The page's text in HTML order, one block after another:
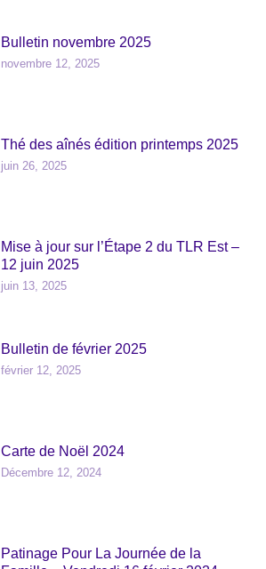
Bulletin novembre 2025
novembre 12, 2025
Thé des aînés édition printemps 2025
juin 26, 2025
Mise à jour sur l’Étape 2 du TLR Est –
12 juin 2025
juin 13, 2025
Bulletin de février 2025
février 12, 2025
Carte de Noël 2024
Décembre 12, 2024
Patinage Pour La Journée de la